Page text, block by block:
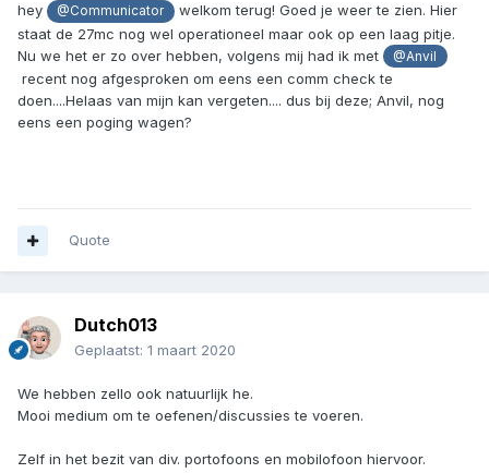
hey @Communicator
welkom terug! Goed je weer te zien. Hier
staat de 27mc nog wel operationeel maar ook op een laag pitje.
Nu we het er zo over hebben, volgens mij had ik met
@Anvil
recent nog afgesproken om eens een comm check te
doen....Helaas van mijn kan vergeten.... dus bij deze; Anvil, nog
eens een poging wagen?
Quote
Dutch013
Geplaatst: 1 maart 2020
We hebben zello ook natuurlijk he.
Mooi medium om te oefenen/discussies te voeren.
Zelf in het bezit van div. portofoons en mobilofoon hiervoor.